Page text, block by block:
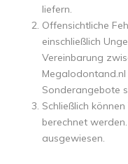
liefern.
Offensichtliche
einschließlich
Vereinbarung
Sonderangebote
Schließlich
berechnet
ausgewiesen.